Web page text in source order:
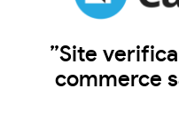
”Site
commerce